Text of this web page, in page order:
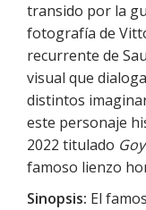
transido por la
fotografía de
recurrente de
visual que
distintos
este personaje
2022 titulado
famoso lienzo
Sinopsis: El